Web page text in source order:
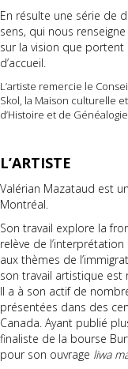
En résulte une série de
sens, qui nous
sur la vision que portent
d’accueil.
L’artiste remercie le
Skol, la Maison culturelle
d’Histoire et de
L’ARTISTE
Valérian Mazataud est
Montréal.
Son travail explore la
relève de
aux thèmes de
son travail artistique est
Il a à son actif de
présentées dans des
Canada. Ayant publié
finaliste de la bourse
pour son ouvrage liwa